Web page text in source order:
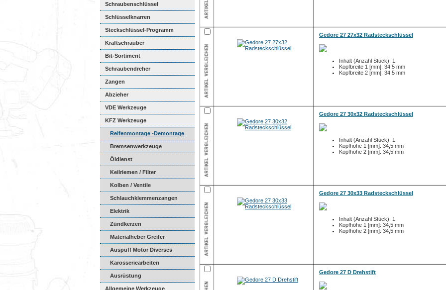
Schraubenschlüssel
Schlüsselknarren
Steckschlüssel-Programm
Kraftschrauber
Bit-Sortiment
Schraubendreher
Zangen
Abzieher
VDE Werkzeuge
KFZ Werkzeuge
Reifenmontage -Demontage
Bremsenwerkzeuge
Öldienst
Keilriemen / Filter
Kolben / Ventile
Schlauchklemmenzangen
Elektrik
Zündkerzen
Materialheber Greifer
Auspuff Motor Diverses
Karosseriearbeiten
Ausrüstung
Allgemeine Werkzeuge
Gedore 27 27x32 Radsteckschlüssel
Inhalt (Anzahl Stück): 1
Kopfbreite 1 [mm]: 34,5 mm
Kopfbreite 2 [mm]: 34,5 mm
Gedore 27 30x32 Radsteckschlüssel
Inhalt (Anzahl Stück): 1
Kopfhöhe 1 [mm]: 34,5 mm
Kopfhöhe 2 [mm]: 34,5 mm
Gedore 27 30x33 Radsteckschlüssel
Inhalt (Anzahl Stück): 1
Kopfhöhe 1 [mm]: 34,5 mm
Kopfhöhe 2 [mm]: 34,5 mm
Gedore 27 D Drehstift